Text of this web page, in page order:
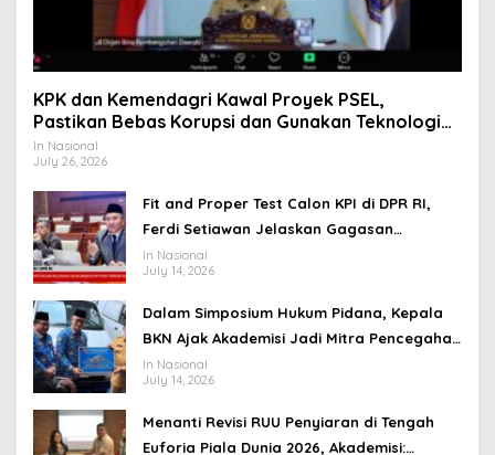
KPK dan Kemendagri Kawal Proyek PSEL,
Pastikan Bebas Korupsi dan Gunakan Teknologi
Ramah Lingkungan
In Nasional
July 26, 2026
Fit and Proper Test Calon KPI di DPR RI,
Ferdi Setiawan Jelaskan Gagasan
Transformasi Menuju Ekosistem Penyiaran
yang Adaptif
In Nasional
July 14, 2026
Dalam Simposium Hukum Pidana, Kepala
BKN Ajak Akademisi Jadi Mitra Pencegahan
Tindak Pidana di Birokrasi
In Nasional
July 14, 2026
Menanti Revisi RUU Penyiaran di Tengah
Euforia Piala Dunia 2026, Akademisi: